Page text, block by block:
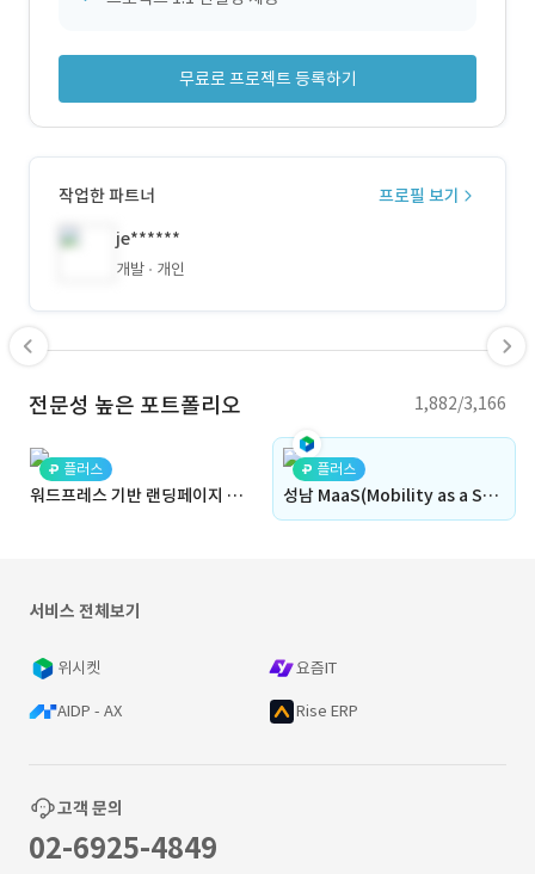
무료로 프로젝트 등록하기
작업한 파트너
프로필 보기
je******
개발 개인
전문성 높은 포트폴리오 1,882/3,166
플러스
워드프레스 기반 랜딩페이지 프로젝트
플러스
성남 MaaS(Mobility as a Service, 통합 모빌리티 서비스) 개발
서비스 전체보기
위시켓 요즘IT
AIDP - AX Rise ERP
고객 문의
02-6925-4849